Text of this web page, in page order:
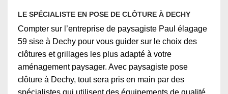
LE SPÉCIALISTE EN POSE DE CLÔTURE À DECHY
Compter sur l’entreprise de paysagiste Paul élagage
59 sise à Dechy pour vous guider sur le choix des
clôtures et grillages les plus adapté à votre
aménagement paysager. Avec paysagiste pose
clôture à Dechy, tout sera pris en main par des
spécialistes qui utilisent des équipements de qualité.